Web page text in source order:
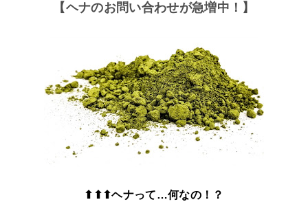
【ヘナのお問い合わせが急増中！】
⬆⬆⬆ヘナって…何なの！？